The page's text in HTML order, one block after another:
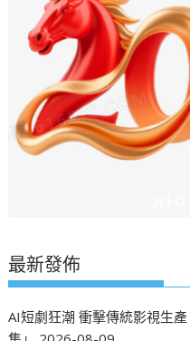
最新發佈
AI短劇狂潮 衝擊傳統影視生